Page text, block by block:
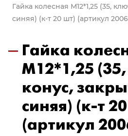
Гайка колесная М12*1,25 (35,
синяя) (к-т 20 шт) (артикул
Гайка
М12*1,25
конус,
синяя) (к-т
(артикул